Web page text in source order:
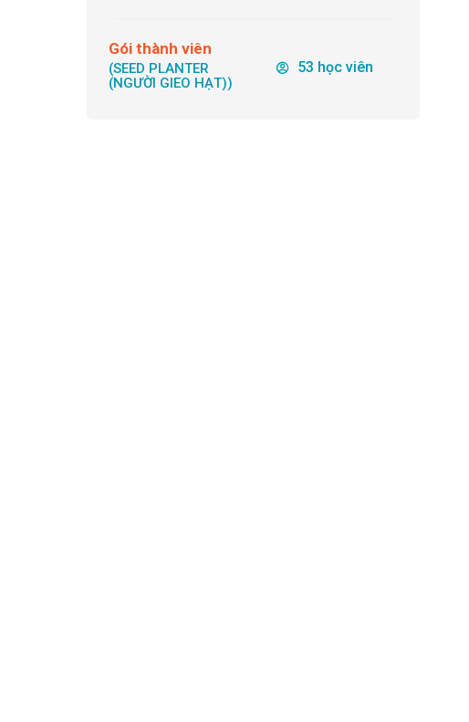
Gói thành viên
(SEED PLANTER
(NGƯỜI GIEO HẠT))
53 học viên